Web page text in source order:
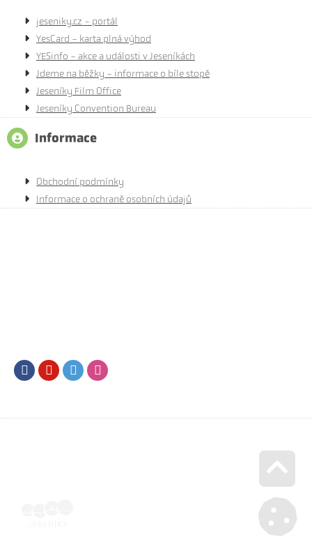
jeseniky.cz - portál
YesCard - karta plná výhod
YESinfo - akce a události v Jeseníkách
Jdeme na běžky - informace o bíle stopě
Jeseníky Film Office
Jeseníky Convention Bureau
Informace
Obchodní podmínky
Informace o ochraně osobních údajů
FacebookYoutubeTwitter
Go